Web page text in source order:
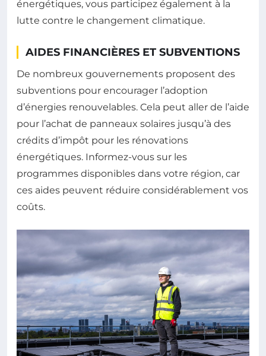
énergétiques, vous participez également à la
lutte contre le changement climatique.
AIDES FINANCIÈRES ET SUBVENTIONS
De nombreux gouvernements proposent des
subventions pour encourager l’adoption
d’énergies renouvelables. Cela peut aller de l’aide
pour l’achat de panneaux solaires jusqu’à des
crédits d’impôt pour les rénovations
énergétiques. Informez-vous sur les
programmes disponibles dans votre région, car
ces aides peuvent réduire considérablement vos
coûts.